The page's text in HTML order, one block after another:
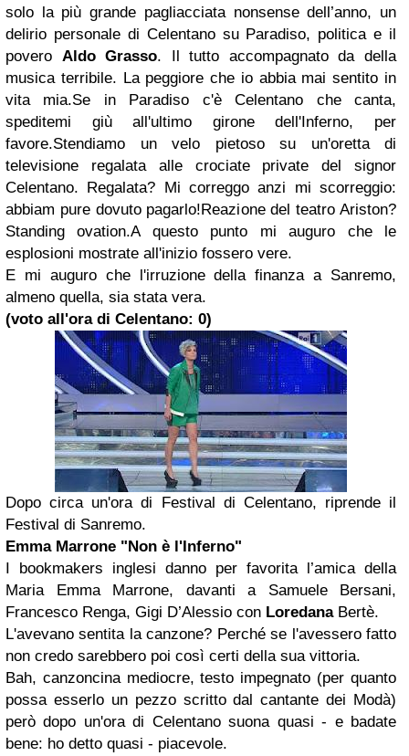
solo la più grande pagliacciata nonsense dell’anno, un
delirio personale di Celentano su Paradiso, politica e il
povero Aldo Grasso. Il tutto accompagnato da della
musica terribile. La peggiore che io abbia mai sentito in
vita mia.Se in Paradiso c'è Celentano che canta,
speditemi giù all'ultimo girone dell'Inferno, per
favore.Stendiamo un velo pietoso su un'oretta di
televisione regalata alle crociate private del signor
Celentano. Regalata? Mi correggo anzi mi scorreggio:
abbiam pure dovuto pagarlo!Reazione del teatro Ariston?
Standing ovation.A questo punto mi auguro che le
esplosioni mostrate all'inizio fossero vere.
E mi auguro che l'irruzione della finanza a Sanremo,
almeno quella, sia stata vera.
(voto all'ora di Celentano: 0)
Dopo circa un'ora di Festival di Celentano, riprende il
Festival di Sanremo.
Emma Marrone "Non è l'Inferno"
I bookmakers inglesi danno per favorita l’amica della
Maria Emma Marrone, davanti a Samuele Bersani,
Francesco Renga, Gigi D’Alessio con LoredanaBertè.
L'avevano sentita la canzone? Perché se l'avessero fatto
non credo sarebbero poi così certi della sua vittoria.
Bah, canzoncina mediocre, testo impegnato (per quanto
possa esserlo un pezzo scritto dal cantante dei Modà)
però dopo un'ora di Celentano suona quasi - e badate
bene: ho detto quasi - piacevole.